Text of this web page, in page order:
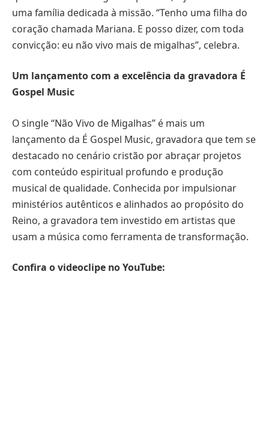
uma família dedicada à missão. “Tenho uma filha do
coração chamada Mariana. E posso dizer, com toda
convicção: eu não vivo mais de migalhas”, celebra.
Um lançamento com a excelência da gravadora É
Gospel Music
O single “Não Vivo de Migalhas” é mais um
lançamento da É Gospel Music, gravadora que tem se
destacado no cenário cristão por abraçar projetos
com conteúdo espiritual profundo e produção
musical de qualidade. Conhecida por impulsionar
ministérios autênticos e alinhados ao propósito do
Reino, a gravadora tem investido em artistas que
usam a música como ferramenta de transformação.
Confira o videoclipe no YouTube: